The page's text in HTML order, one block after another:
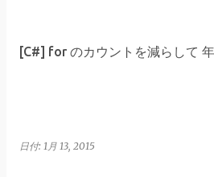
[C#] for のカウントを減らして
日付: 1月 13, 2015